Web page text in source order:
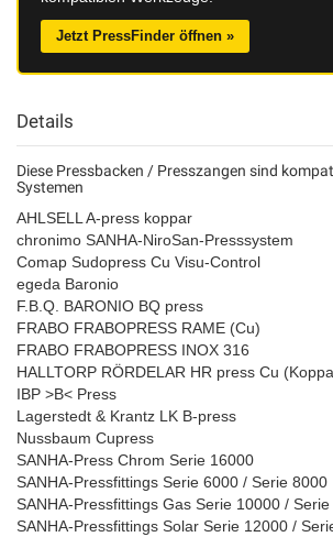
Jetzt PressFinder öffnen »
Details
Diese Pressbacken / Presszangen sind
Systemen
AHLSELL A-press koppar
chronimo SANHA-NiroSan-Presssystem
Comap Sudopress Cu Visu-Control
egeda Baronio
F.B.Q. BARONIO BQ press
FRABO FRABOPRESS RAME (Cu)
FRABO FRABOPRESS INOX 316
HALLTORP RÖRDELAR HR press Cu
IBP >B< Press
Lagerstedt & Krantz LK B-press
Nussbaum Cupress
SANHA-Press Chrom Serie 16000
SANHA-Pressfittings Serie 6000 / Serie 8000
SANHA-Pressfittings Gas Serie 10000 /
SANHA-Pressfittings Solar Serie 12000 /